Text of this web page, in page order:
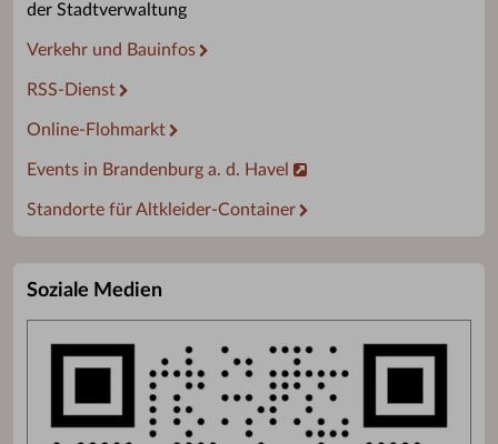
der Stadtverwaltung
Verkehr und Bauinfos
RSS-Dienst
Online-Flohmarkt
Events in Brandenburg a. d. Havel
Standorte für Altkleider-Container
Soziale Medien